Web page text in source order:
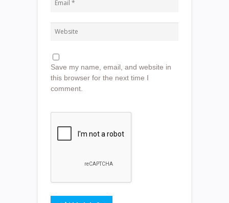
Save my name, email, and website in
this browser for the next time I
comment.